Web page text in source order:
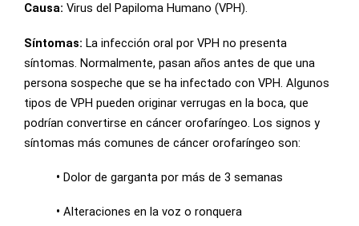
Causa: Virus del Papiloma Humano (VPH).
Síntomas: La infección oral por VPH no presenta
síntomas. Normalmente, pasan años antes de que una
persona sospeche que se ha infectado con VPH. Algunos
tipos de VPH pueden originar verrugas en la boca, que
podrían convertirse en cáncer orofaríngeo. Los signos y
síntomas más comunes de cáncer orofaríngeo son:
• Dolor de garganta por más de 3 semanas
• Alteraciones en la voz o ronquera